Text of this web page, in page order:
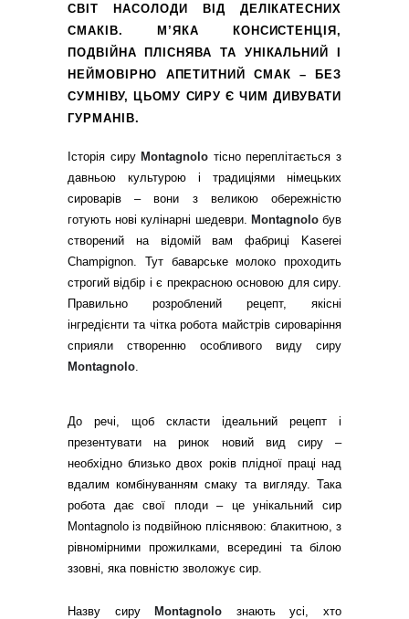
СВІТ НАСОЛОДИ ВІД ДЕЛІКАТЕСНИХ
СМАКІВ. М’ЯКА КОНСИСТЕНЦІЯ,
ПОДВІЙНА ПЛІСНЯВА ТА УНІКАЛЬНИЙ І
НЕЙМОВІРНО АПЕТИТНИЙ СМАК – БЕЗ
СУМНІВУ, ЦЬОМУ СИРУ Є ЧИМ ДИВУВАТИ
ГУРМАНІВ.
Історія сируMontagnolo тісно переплітається з
давньою культурою і традиціями німецьких
сироварів – вони з великою обережністю
готують нові кулінарні шедеври. Montagnoloбув
створений на відомій вам фабриці Kaserei
Champignon. Тут баварське молоко проходить
строгий відбір і є прекрасною основою для сиру.
Правильно розроблений рецепт, якісні
інгредієнти та чітка робота майстрів сироваріння
сприяли створенню особливого виду сиру
Montagnolo
До речі, щоб скласти ідеальний рецепт і
презентувати на ринок новий вид сиру –
необхідно близько двох років плідної праці над
вдалим комбінуванням смаку та вигляду. Така
робота дає свої плоди – це унікальний сир
Montagnolo із подвійною пліснявою: блакитною, з
рівномірними прожилками, всередині та білою
ззовні, яка повністю зволожує сир.
Назву сиру Montagnolo знають усі, хто